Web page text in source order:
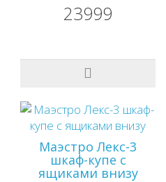
23999
Маэстро Лекс-3
шкаф-купе с
ящиками внизу